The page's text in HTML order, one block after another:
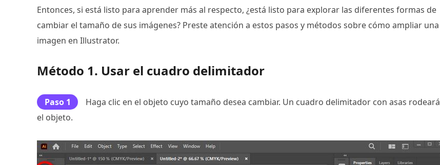
Entonces, si está listo para aprender más al respecto, ¿está listo para explorar las diferentes formas de
cambiar el tamaño de sus imágenes? Preste atención a estos pasos y métodos sobre cómo ampliar una
imagen en Illustrator.
Método 1. Usar el cuadro delimitador
Paso 1
Haga clic en el objeto cuyo tamaño desea cambiar. Un cuadro delimitador con asas rodeará
el objeto.